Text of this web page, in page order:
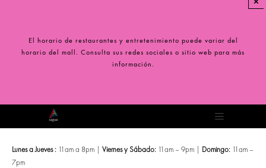
contenidoEl horario de restaurantes y entretenimiento puede variar del
horario del mall. Consulta sus redes sociales o sitio web para más
información.
Toggle
Lunes a Jueves :11am a 8pm | Viernes y Sábado:11am – 9pm | Domingo:11am –
7pm